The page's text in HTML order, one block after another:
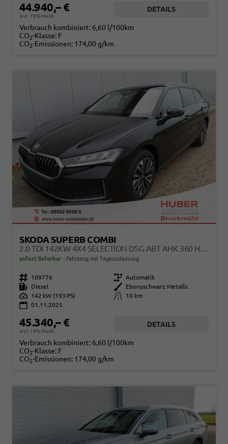
44.940,– €
incl. 19% MwSt.
DETAILS
Verbrauch kombiniert: 6,60 l/100km
CO2-Klasse: F
CO2-Emissionen: 174,00 g/km
SKODA SUPERB COMBI
2.0 TDI 142KW 4X4 SELECTION DSG ABT AHK 360 HEAD UP PANO
sofort lieferbar Fahrzeug mit Tageszulassung
Fahrzeugnr. 109776 Getriebe Automatik
Kraftstoff
Diesel Außenfarbe
Ebonyschwarz Metallic
Leistung
142 kW (193 PS) Kilometerstand
10 km
01.11.2025
45.340,– €
incl. 19% MwSt.
DETAILS
Verbrauch kombiniert: 6,60 l/100km
CO2-Klasse: F
CO2-Emissionen: 174,00 g/km